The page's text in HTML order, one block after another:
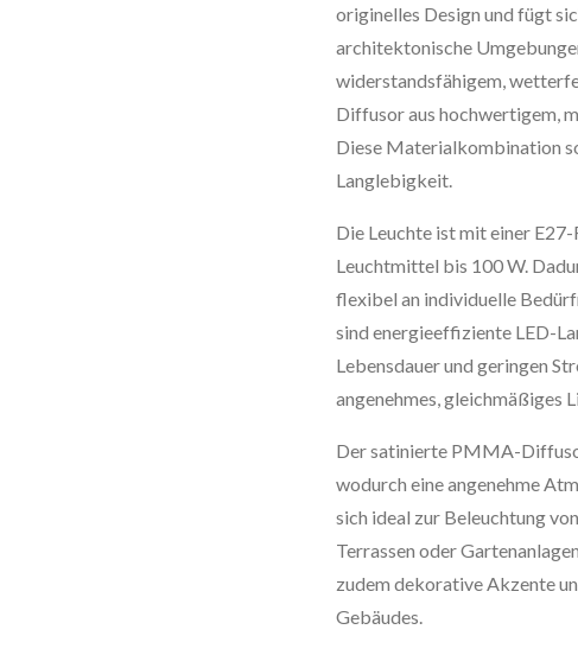
originelles Design und fügt
architektonische
widerstandsfähigem,
Diffusor aus hochwertigem,
Diese Materialkombination
Langlebigkeit.
Die Leuchte ist mit einer
Leuchtmittel bis 100 W.
flexibel an individuelle
sind energieeffiziente LED-
Lebensdauer und geringen
angenehmes, gleichmäßiges
Der satinierte PMMA-
wodurch eine angenehme
sich ideal zur Beleuchtung
Terrassen oder
zudem dekorative Akzente
Gebäudes.